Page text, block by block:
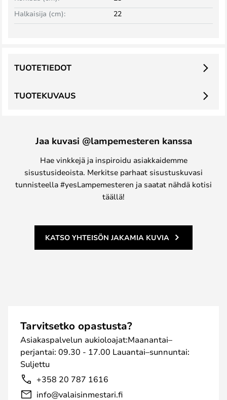
Halkaisija (cm):
22
TUOTEKUVAUS
TUOTETIEDOT
Jaa kuvasi @lampemesteren kanssa
Hae vinkkejä ja inspiroidu asiakkaidemme
sisustusideoista. Merkitse parhaat sisustuskuvasi
tunnisteella #yesLampemesteren ja saatat nähdä kotisi
täällä!
KATSO YHTEISÖN JAKAMIA KUVIA
Tarvitsetko opastusta?
Asiakaspalvelun aukioloajat:Maanantai–
perjantai: 09.30 - 17.00 Lauantai–sunnuntai:
Suljettu
+358 20 787 1616
info@valaisinmestari.fi